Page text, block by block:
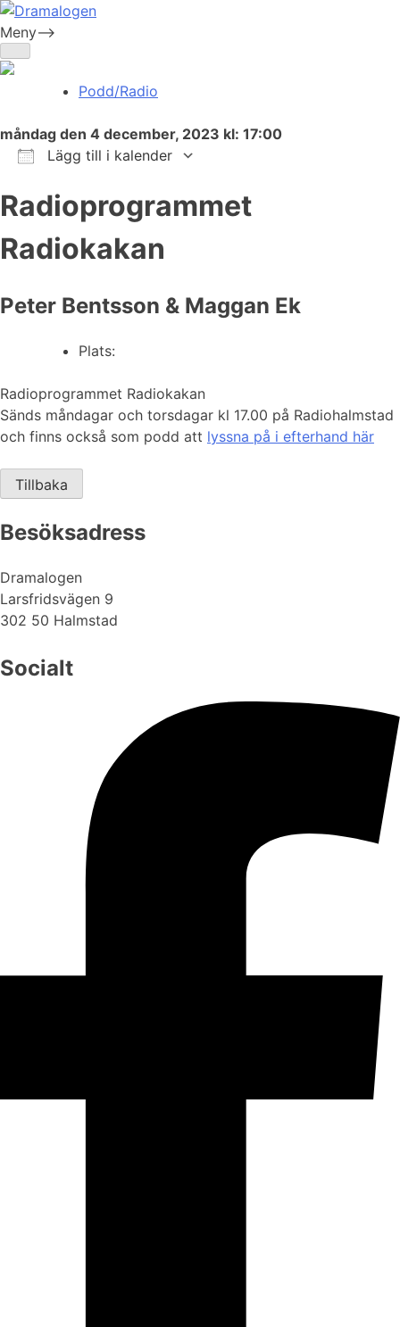
Skip
to
Dramalogen
Dialog med flera verktyg
Meny-->
Podd/Radio
måndag den 4 december, 2023 kl: 17:00
Lägg till i kalender
Radioprogrammet
Radiokakan
Peter Bentsson & Maggan Ek
Plats:
Radioprogrammet Radiokakan
Sänds måndagar och torsdagar kl 17.00 på Radiohalmstad
och finns också som podd att lyssna på i efterhand här
Tillbaka
Besöksadress
Dramalogen
Larsfridsvägen 9
302 50 Halmstad
Socialt